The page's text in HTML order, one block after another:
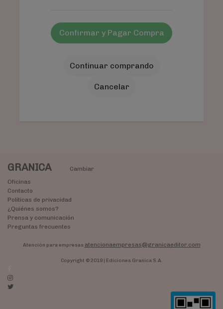
Confirmar y Pagar Compra
Continuar comprando
Cancelar
GRANICA
Cambiar
Oficinas
Contacto
Políticas de privacidad
¿Quiénes somos?
Prensa y comunicación
Preguntas frecuentes
Atención para empresas atencionaempresas@granicaeditor.com
Copyright © 2019 | Ediciones Granica S.A.